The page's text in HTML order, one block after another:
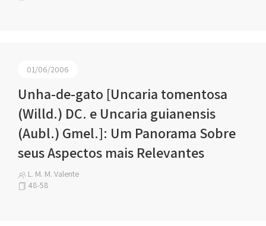
01/06/2006
Unha-de-gato [Uncaria tomentosa
(Willd.) DC. e Uncaria guianensis
(Aubl.) Gmel.]: Um Panorama Sobre
seus Aspectos mais Relevantes
L. M. M. Valente
48-58